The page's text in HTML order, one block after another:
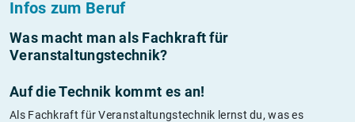
Infos zum Beruf
Was macht man als Fachkraft für
Veranstaltungstechnik?
Auf die Technik kommt es an!
Als Fachkraft für Veranstaltungstechnik lernst du, was es